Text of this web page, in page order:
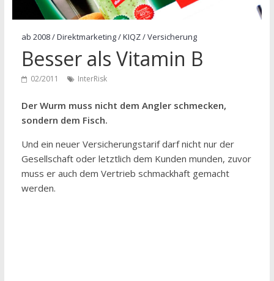
ab 2008/Direktmarketing/KIQZ/Versicherung
Besser als Vitamin B
02/2011 InterRisk
Der Wurm muss nicht dem Angler schmecken,
sondern dem Fisch.
Und ein neuer Versicherungstarif darf nicht nur der
Gesellschaft oder letztlich dem Kunden munden, zuvor
muss er auch dem Vertrieb schmackhaft gemacht
werden.